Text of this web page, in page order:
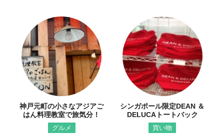
神戸元町の小さなアジアご
はん料理教室で旅気分！
グルメ
シンガポール限定DEAN ＆
DELUCAトートバック
買い物